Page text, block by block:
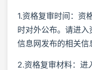
1.资格复审时间：资
时对外公布。请进
信息网发布的相关信
2.资格复审材料：进